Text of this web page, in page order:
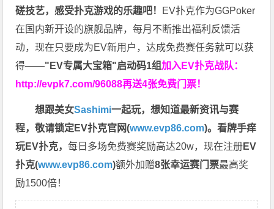
磋技艺，感受扑克游戏的乐趣吧！ EV扑克作为GGPoker
在国内新开设的旗舰品牌，每月不断推出福利反馈活
动，现在只要成为EV新用户，达成免费赛任务就可以获
得——"EV专属大宝箱"启动码1组加入EV扑克战队：
http://evpk7.com/96088再送4张免费门票！
想跟美女Sashimi一起玩，想知道最新资讯与赛
程，敬请锁定EV扑克官网(www.evp86.com)。看牌手痒
玩EV扑克，每日多场免费赛奖励高达20w，现在注册EV
扑克(www.evp86.com)额外加赠8张幸运赛门票最高奖
励1500倍！